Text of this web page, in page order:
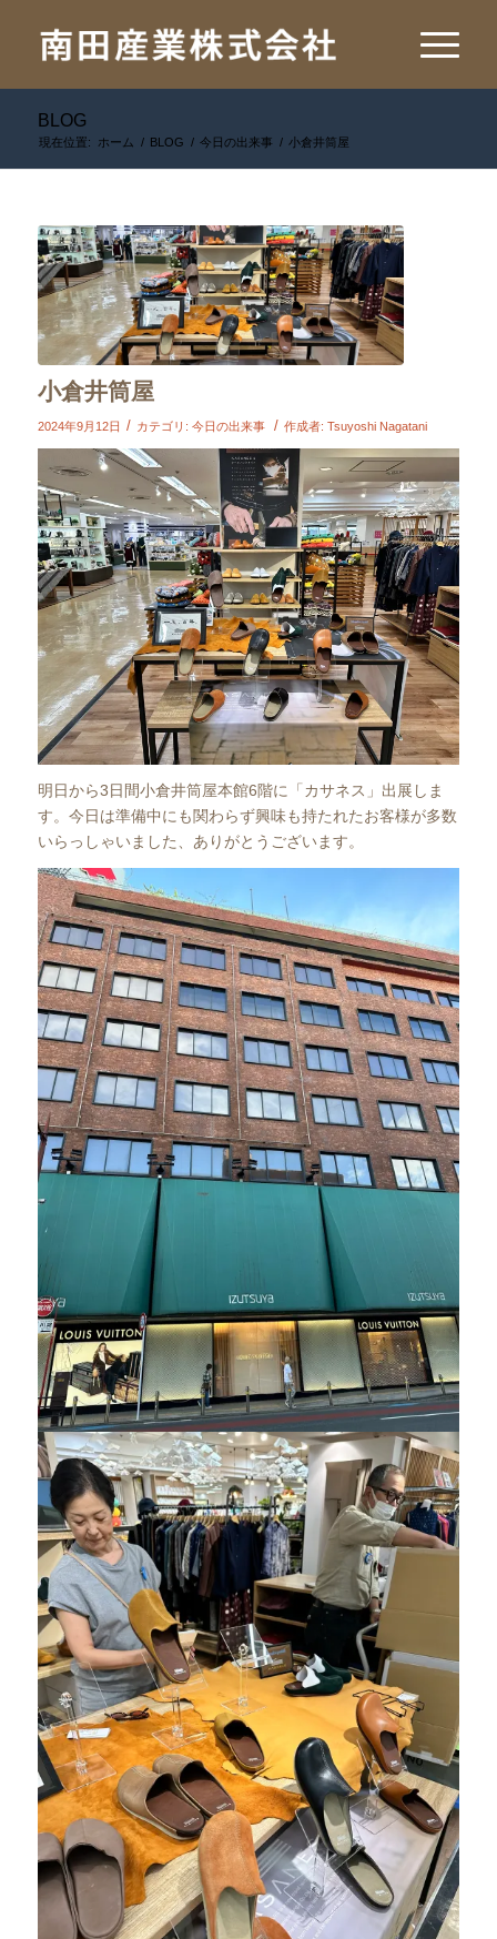
BLOG
現在位置: ホーム / BLOG / 今日の出来事 / 小倉井筒屋
小倉井筒屋
2024年9月12日 / カテゴリ: 今日の出来事 / 作成者: Tsuyoshi Nagatani
明日から3日間小倉井筒屋本館6階に「カサネス」出展しま
す。今日は準備中にも関わらず興味も持たれたお客様が多数
いらっしゃいました、ありがとうございます。